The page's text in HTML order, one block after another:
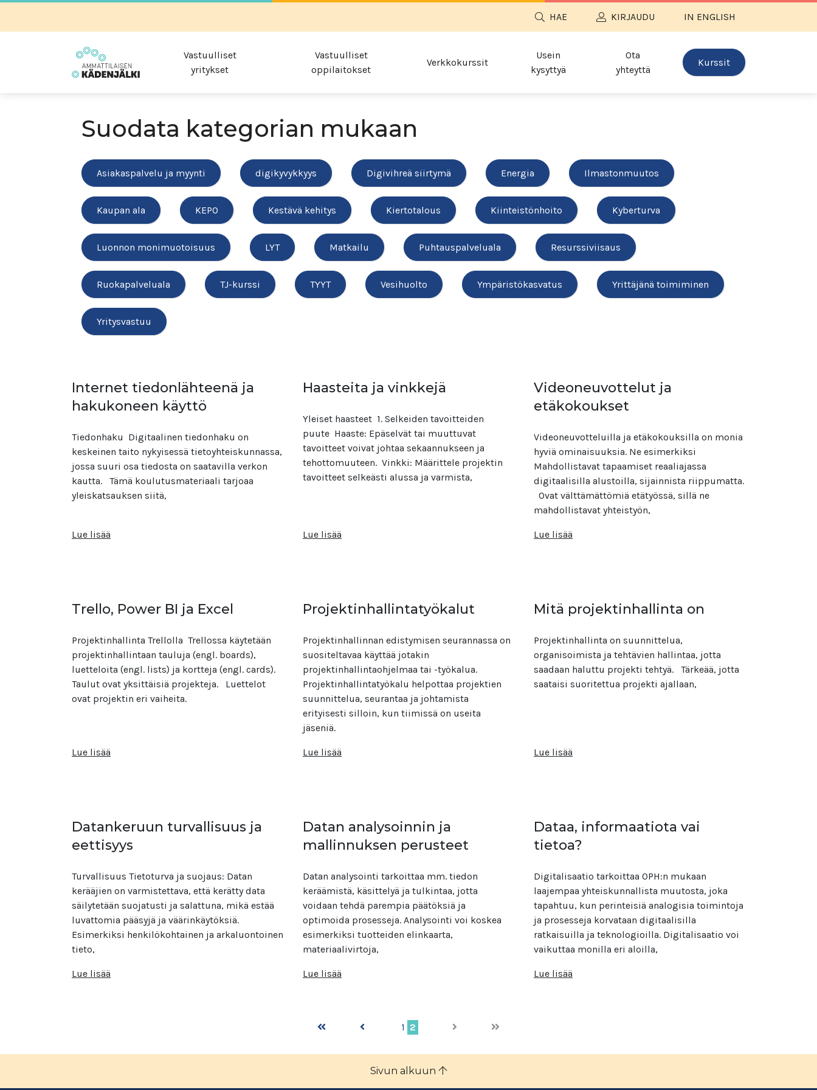
HAE KIRJAUDU IN ENGLISH
Vastuulliset
yritykset
Vastuulliset
oppilaitokset
Verkkokurssit
Usein
kysyttyä
Ota
yhteyttä
Kurssit
Suodata kategorian mukaan
Asiakaspalvelu ja myynti digikyvykkyys Digivihreä siirtymä Energia Ilmastonmuutos
Kaupan ala KEPO Kestävä kehitys Kiertotalous Kiinteistönhoito Kyberturva
Luonnon monimuotoisuus LYT Matkailu Puhtauspalveluala Resurssiviisaus
Ruokapalveluala TJ-kurssi TYYT Vesihuolto Ympäristökasvatus Yrittäjänä toimiminen
Yritysvastuu
Internet tiedonlähteenä ja
hakukoneen käyttö
Tiedonhaku Digitaalinen tiedonhaku on
keskeinen taito nykyisessä tietoyhteiskunnassa,
jossa suuri osa tiedosta on saatavilla verkon
kautta. ​ Tämä koulutusmateriaali tarjoaa
yleiskatsauksen siitä,
Lue lisää
Haasteita ja vinkkejä
Yleiset haasteet 1. Selkeiden tavoitteiden
puute Haaste: Epäselvät tai muuttuvat
tavoitteet voivat johtaa sekaannukseen ja
tehottomuuteen. Vinkki: Määrittele projektin
tavoitteet selkeästi alussa ja varmista,
Lue lisää
Videoneuvottelut ja
etäkokoukset
Videoneuvotteluilla ja etäkokouksilla on monia
hyviä ominaisuuksia. Ne esimerkiksi
Mahdollistavat tapaamiset reaaliajassa
digitaalisilla alustoilla, sijainnista riippumatta.​
Ovat välttämättömiä etätyössä, sillä ne
mahdollistavat yhteistyön,
Lue lisää
Trello, Power BI ja Excel
Projektinhallinta Trellolla Trellossa käytetään
projektinhallintaan tauluja (engl. boards),
luetteloita (engl. lists) ja kortteja (engl. cards).
Taulut ovat yksittäisiä projekteja. Luettelot
ovat projektin eri vaiheita.
Lue lisää
Projektinhallintatyökalut
Projektinhallinnan edistymisen seurannassa on
suositeltavaa käyttää jotakin
projektinhallintaohjelmaa tai -työkalua.
Projektinhallintatyökalu helpottaa projektien
suunnittelua, seurantaa ja johtamista
erityisesti silloin, kun tiimissä on useita
jäseniä.
Lue lisää
Mitä projektinhallinta on
Projektinhallinta on suunnittelua,
organisoimista ja tehtävien hallintaa, jotta
saadaan haluttu projekti tehtyä. ​ Tärkeää, jotta
saataisi suoritettua projekti ajallaan,
Lue lisää
Datankeruun turvallisuus ja
eettisyys
Turvallisuus Tietoturva ja suojaus: Datan
kerääjien on varmistettava, että kerätty data
säilytetään suojatusti ja salattuna, mikä estää
luvattomia pääsyjä ja väärinkäytöksiä.
Esimerkiksi henkilökohtainen ja arkaluontoinen
tieto,
Lue lisää
Datan analysoinnin ja
mallinnuksen perusteet
Datan analysointi tarkoittaa mm. tiedon
keräämistä, käsittelyä ja tulkintaa, jotta
voidaan tehdä parempia päätöksiä ja
optimoida prosesseja. Analysointi voi koskea
esimerkiksi tuotteiden elinkaarta,
materiaalivirtoja,
Lue lisää
Dataa, informaatiota vai
tietoa?
Digitalisaatio tarkoittaa OPH:n mukaan
laajempaa yhteiskunnallista muutosta, joka
tapahtuu, kun perinteisiä analogisia toimintoja
ja prosesseja korvataan digitaalisilla
ratkaisuilla ja teknologioilla. Digitalisaatio voi
vaikuttaa monilla eri aloilla,
Lue lisää
1 2
Sivun alkuun